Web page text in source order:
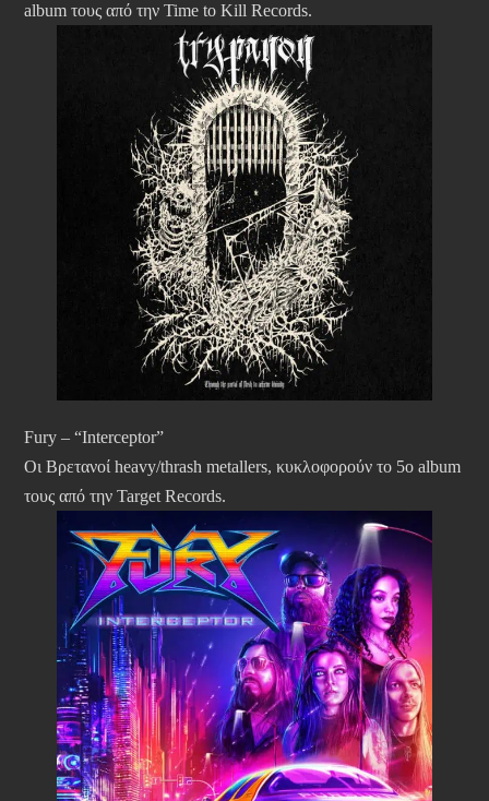
album τους από την Time to Kill Records.
Fury – “Interceptor”
Οι Βρετανοί heavy/thrash metallers, κυκλοφορούν το 5ο album
τους από την Target Records.